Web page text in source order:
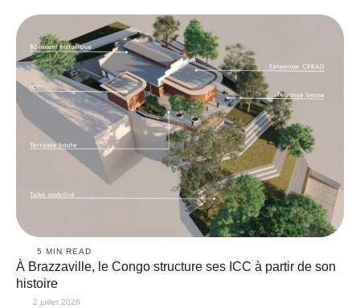
5 MIN READ
À Brazzaville, le Congo structure ses ICC à partir de son
histoire
2 juillet 2026